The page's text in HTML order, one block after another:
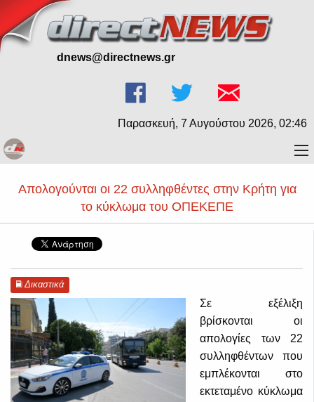
dnews@directnews.gr
Παρασκευή, 7 Αυγούστου 2026, 02:46
Απολογούνται οι 22 συλληφθέντες στην Κρήτη για
το κύκλωμα του ΟΠΕΚΕΠΕ
Δικαστικά
Σε εξέλιξη
βρίσκονται οι
απολογίες των 22
συλληφθέντων που
εμπλέκονται στο
εκτεταμένο κύκλωμα